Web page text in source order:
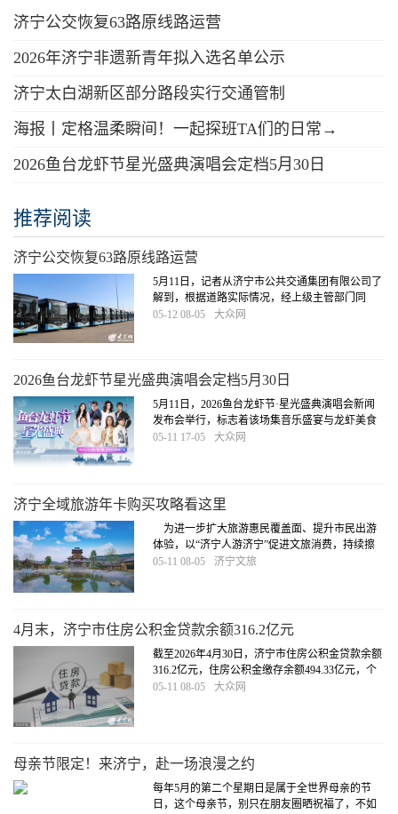
济宁公交恢复63路原线路运营
2026年济宁非遗新青年拟入选名单公示
济宁太白湖新区部分路段实行交通管制
海报丨定格温柔瞬间！一起探班TA们的日常→
2026鱼台龙虾节星光盛典演唱会定档5月30日
推荐阅读
济宁公交恢复63路原线路运营
5月11日，记者从济宁市公共交通集团有限公司了
解到，根据道路实际情况，经上级主管部门同
意，2026年5月12日起，济宁公交拟恢复63路原线
05-12 08-05 大众网
2026鱼台龙虾节星光盛典演唱会定档5月30日
5月11日，2026鱼台龙虾节·星光盛典演唱会新闻
发布会举行，标志着该场集音乐盛宴与龙虾美食
于一体的活动正式进入倒计时。据悉，演唱会将
05-11 17-05 大众网
济宁全域旅游年卡购买攻略看这里
为进一步扩大旅游惠民覆盖面、提升市民出游
体验，以“济宁人游济宁”促进文旅消费，持续擦
亮“孔孟之乡、运河之都”品牌，全新推出“济宁全
05-11 08-05 济宁文旅
4月末，济宁市住房公积金贷款余额316.2亿元
截至2026年4月30日，济宁市住房公积金贷款余额
316.2亿元，住房公积金缴存余额494.33亿元，个
贷率为63.97％。[详细]
05-11 08-05 大众网
母亲节限定！来济宁，赴一场浪漫之约
每年5月的第二个星期日是属于全世界母亲的节
日，这个母亲节，别只在朋友圈晒祝福了，不如